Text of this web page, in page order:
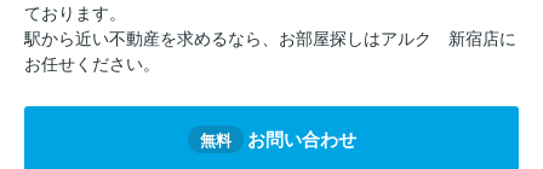
ております。
駅から近い不動産を求めるなら、お部屋探しはアルク 新宿店に
お任せください。
無料 お問い合わせ